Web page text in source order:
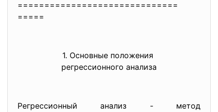
==============================
=====
1. Основные положения
регрессионного анализа
Регрессионный анализ - метод